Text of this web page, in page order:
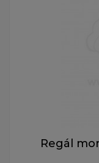
Regál